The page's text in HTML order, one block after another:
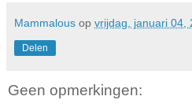
Mammalous op vrijdag, januari 04,
Delen
Geen opmerkingen: